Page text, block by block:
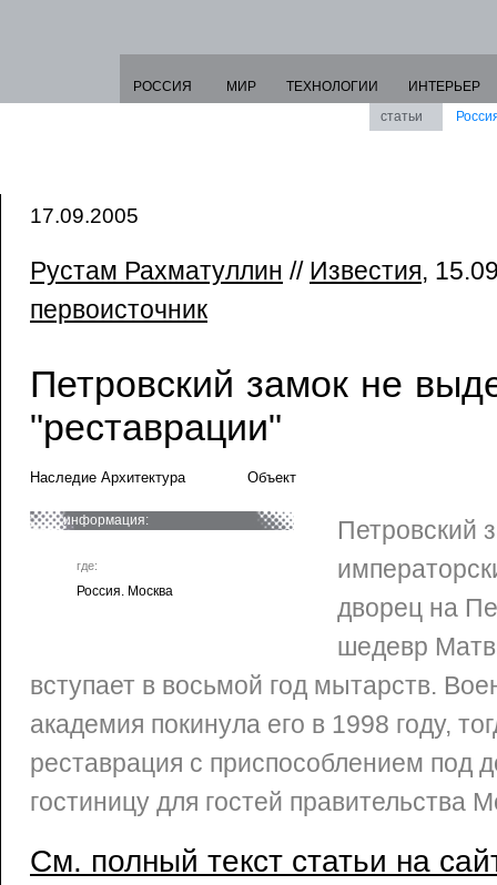
РОССИЯ МИР ТЕХНОЛОГИИ
ИНТЕРЬЕР
статьи
17.09.2005
Рустам Рахматуллин // Известия,
первоисточник
Петровский замок не
"реставрации"
Наследие Архитектура Объект
информация:
где:
Россия. Москва
Петровский
дворец на
шедевр
вступает в восьмой год мытарств.
академия покинула его в 1998 году,
реставрация с приспособлением под
гостиницу для гостей правительства
См. полный текст статьи на